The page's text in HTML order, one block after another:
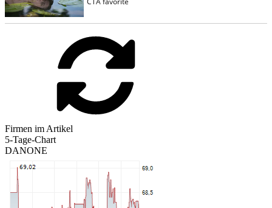
Firmen im Artikel
5-Tage-Chart
DANONE